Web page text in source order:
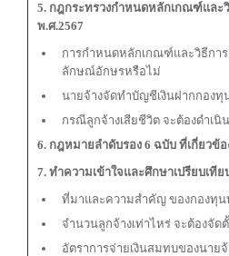
5. กฎกระทรวงกำหนดหลักเกณฑ์และ
พ.ศ.2567
การกำหนดหลักเกณฑ์และวิธีการ
ลักษณ์อักษรหรือไม่
นายจ้างจัดทำบัญชีเงินฝากกองทุ
กรณีลูกจ้างเสียชีวิต จะต้องดำเนิ
6. กฎหมายลำดับรอง 6 ฉบับ ที่เกี่ยวข้
7. ทำความเข้าใจและศึกษาเปรียบเที
ที่มาและความสำคัญ ของกองทุน
จำนวนลูกจ้างเท่าไหร่ จะต้องจัด
อัตราการจ่ายเงินสมทบของนาย